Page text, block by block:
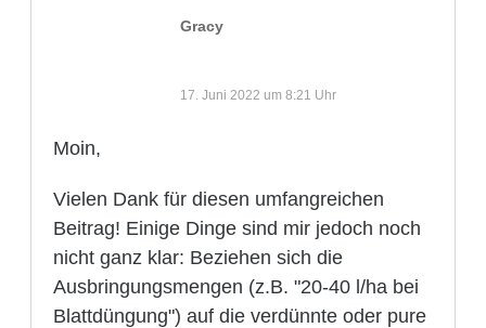
Gracy
17. Juni 2022 um 8:21 Uhr
Moin,
Vielen Dank für diesen umfangreichen
Beitrag! Einige Dinge sind mir jedoch noch
nicht ganz klar: Beziehen sich die
Ausbringungsmengen (z.B. "20-40 l/ha bei
Blattdüngung") auf die verdünnte oder pure